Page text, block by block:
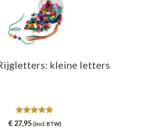
kleine letters
5.00
van 5
€ 27,95 (incl. BTW)